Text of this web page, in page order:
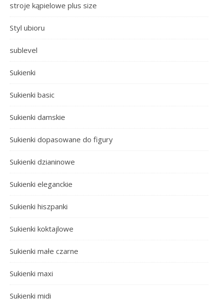
stroje kąpielowe plus size
Styl ubioru
sublevel
Sukienki
Sukienki basic
Sukienki damskie
Sukienki dopasowane do figury
Sukienki dzianinowe
Sukienki eleganckie
Sukienki hiszpanki
Sukienki koktajlowe
Sukienki małe czarne
Sukienki maxi
Sukienki midi